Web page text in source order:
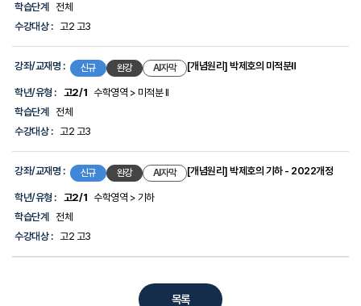
학습단계
전체
수강대상 : 고2 고3
강좌/교재명 : 신규 완강 AI자막 [개념원리] 박제호의 미적분Ⅱ
학년/유형 : 고2/1 수학영역 > 미적분 II
학습단계
전체
수강대상 : 고2 고3
강좌/교재명 : 신규 완강 AI자막 [개념원리] 박제호의 기하 - 2022개정
학년/유형 : 고2/1 수학영역 > 기하
학습단계
전체
수강대상 :
고2 고3
목록